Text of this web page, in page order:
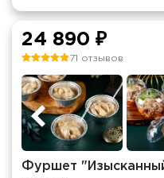
24 890 ₽
71 отзывов
Фуршет